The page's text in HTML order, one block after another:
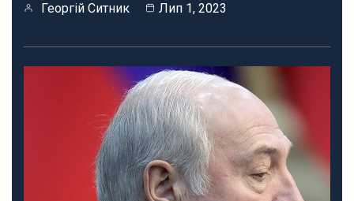
Георгій Ситник Лип 1, 2023